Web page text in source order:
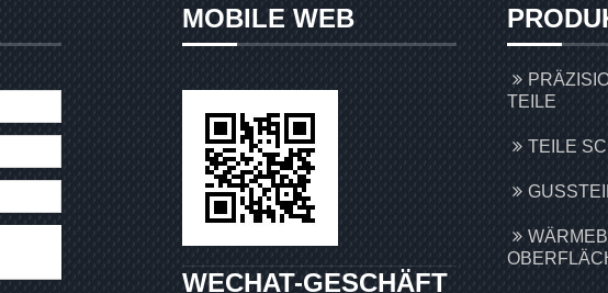
MOBILE WEB
WECHAT-GESCHÄFT
TEILE
TEILE